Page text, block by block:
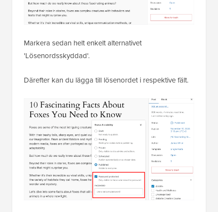
Markera sedan helt enkelt alternativet
'Lösenordsskyddad'.
Därefter kan du lägga till lösenordet i respektive fält.